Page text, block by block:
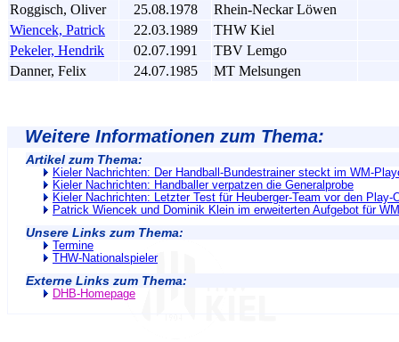
Roggisch, Oliver
25.08.1978
Rhein-Neckar Löwen
Wiencek, Patrick
22.03.1989
THW Kiel
Pekeler, Hendrik
02.07.1991
TBV Lemgo
Danner, Felix
24.07.1985 MT Melsungen
Weitere Informationen zum Thema:
Artikel zum Thema:
Kieler Nachrichten: Der Handball-Bundestrainer steckt im WM-
Kieler Nachrichten: Handballer verpatzen die Generalprobe
Kieler Nachrichten: Letzter Test für Heuberger-Team vor den Play-
Patrick Wiencek und Dominik Klein im erweiterten Aufgebot für
Unsere Links zum Thema:
Termine
THW-Nationalspieler
Externe Links zum Thema:
DHB-Homepage